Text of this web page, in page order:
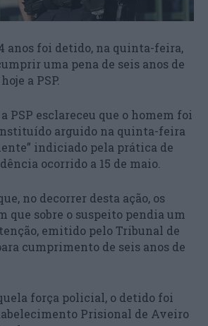
anos foi detido, na quinta-feira,
uma pena de seis anos de
a PSP.
PSP esclareceu que o homem foi
arguido na quinta-feira
indiciado pela prática de
ocorrido a 15 de maio.
no decorrer desta ação, os
que sobre o suspeito pendia um
emitido pelo Tribunal de
cumprimento de seis anos de
força policial, o detido foi
Prisional de Aveiro